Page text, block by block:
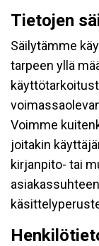
Tietojen
Säilytämme
tarpeen yllä
Voimme
joitakin
kirjanpito- tai